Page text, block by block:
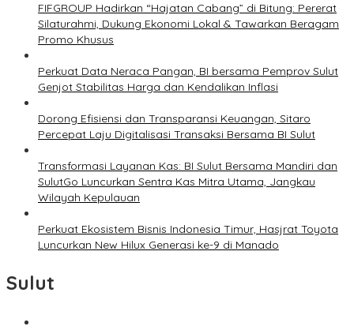
FIFGROUP Hadirkan “Hajatan Cabang” di Bitung: Pererat
Silaturahmi, Dukung Ekonomi Lokal & Tawarkan Beragam
Promo Khusus
Perkuat Data Neraca Pangan, BI bersama Pemprov Sulut
Genjot Stabilitas Harga dan Kendalikan Inflasi
Dorong Efisiensi dan Transparansi Keuangan, Sitaro
Percepat Laju Digitalisasi Transaksi Bersama BI Sulut
Transformasi Layanan Kas: BI Sulut Bersama Mandiri dan
SulutGo Luncurkan Sentra Kas Mitra Utama, Jangkau
Wilayah Kepulauan
Perkuat Ekosistem Bisnis Indonesia Timur, Hasjrat Toyota
Luncurkan New Hilux Generasi ke-9 di Manado
Sulut